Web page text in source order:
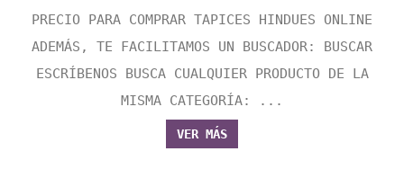
PRECIO PARA COMPRAR TAPICES HINDUES ONLINE
ADEMÁS, TE FACILITAMOS UN BUSCADOR: BUSCAR
ESCRÍBENOS BUSCA CUALQUIER PRODUCTO DE LA
MISMA CATEGORÍA: ...
VER MÁS